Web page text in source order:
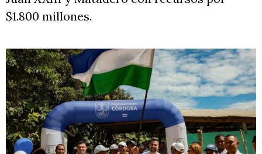
$1.800 millones.